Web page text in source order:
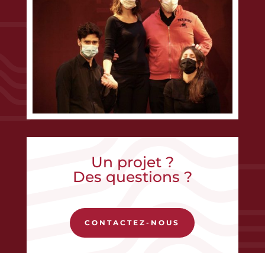
Un projet ?
Des questions ?
CONTACTEZ-NOUS